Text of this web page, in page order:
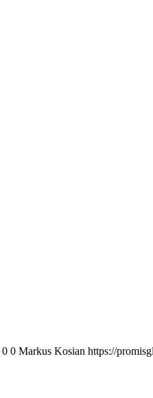
0 0 Markus Kosian https://